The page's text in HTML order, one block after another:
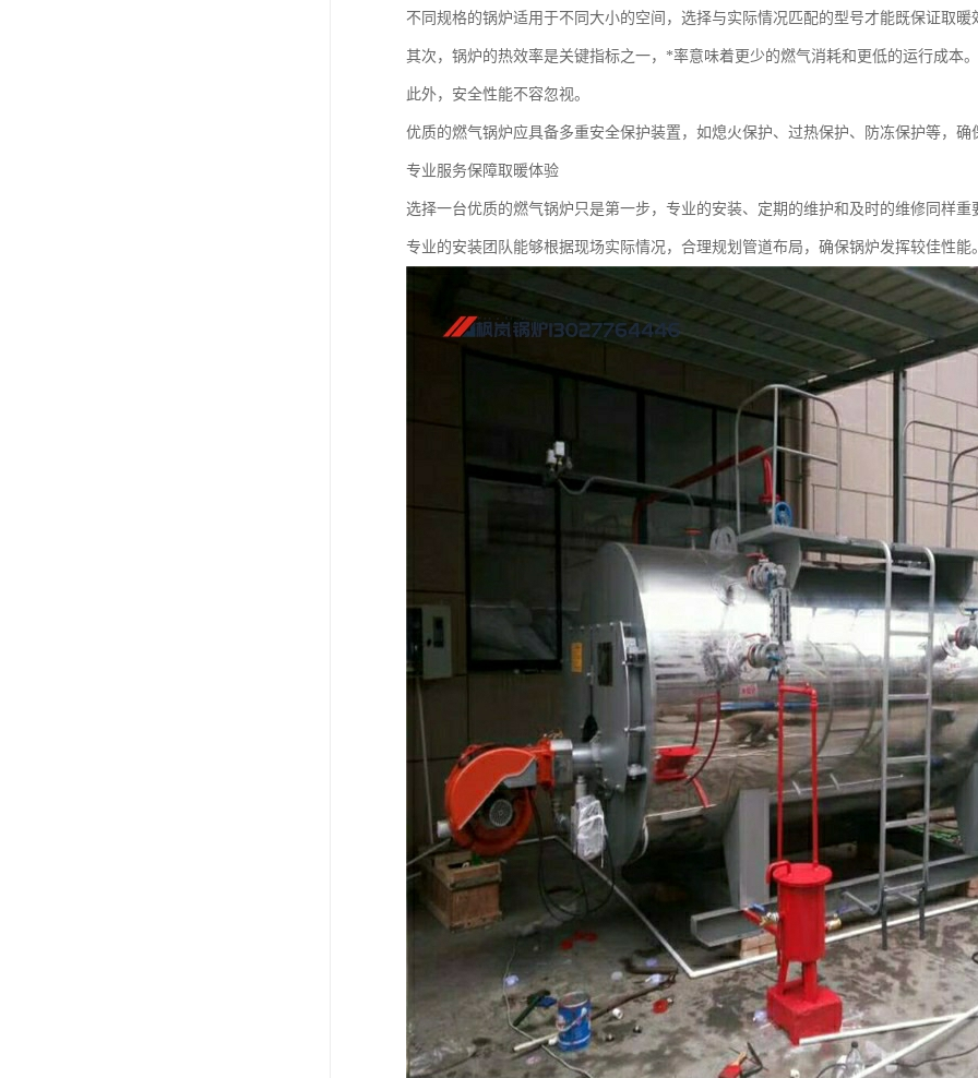
不同规格的锅炉适用于不同大小的空间，选择与实际情况匹配的型号才能既保证取
其次，锅炉的热效率是关键指标之一，*率意味着更少的燃气消耗和更低的运行成本。
此外，安全性能不容忽视。
优质的燃气锅炉应具备多重安全保护装置，如熄火保护、过热保护、防冻保护等，
专业服务保障取暖体验
选择一台优质的燃气锅炉只是第一步，专业的安装、定期的维护和及时的维修同样重
专业的安装团队能够根据现场实际情况，合理规划管道布局，确保锅炉发挥较佳性能